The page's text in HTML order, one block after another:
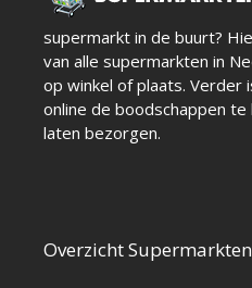
supermarkt in de buurt?
van alle supermarkten in
op winkel of plaats. Verder
online de boodschappen
laten bezorgen.
Overzicht Supermarkten